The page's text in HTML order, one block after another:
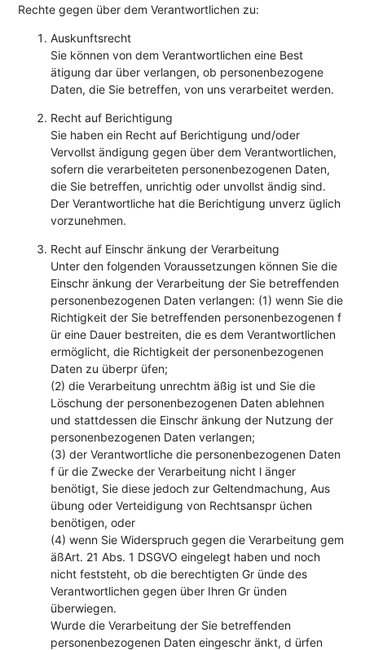
Rechte gegen über dem Verantwortlichen zu:
Auskunftsrecht
Sie können von dem Verantwortlichen eine Best
ätigung dar über verlangen, ob personenbezogene
Daten, die Sie betreffen, von uns verarbeitet werden.
Recht auf Berichtigung
Sie haben ein Recht auf Berichtigung und/oder
Vervollst ändigung gegen über dem Verantwortlichen,
sofern die verarbeiteten personenbezogenen Daten,
die Sie betreffen, unrichtig oder unvollst ändig sind.
Der Verantwortliche hat die Berichtigung unverz üglich
vorzunehmen.
Recht auf Einschr änkung der Verarbeitung
Unter den folgenden Voraussetzungen können Sie die
Einschr änkung der Verarbeitung der Sie betreffenden
personenbezogenen Daten verlangen: (1) wenn Sie die
Richtigkeit der Sie betreffenden personenbezogenen f
ür eine Dauer bestreiten, die es dem Verantwortlichen
ermöglicht, die Richtigkeit der personenbezogenen
Daten zu überpr üfen;
(2) die Verarbeitung unrechtm äßig ist und Sie die
Löschung der personenbezogenen Daten ablehnen
und stattdessen die Einschr änkung der Nutzung der
personenbezogenen Daten verlangen;
(3) der Verantwortliche die personenbezogenen Daten
f ür die Zwecke der Verarbeitung nicht l änger
benötigt, Sie diese jedoch zur Geltendmachung, Aus
übung oder Verteidigung von Rechtsanspr üchen
benötigen, oder
(4) wenn Sie Widerspruch gegen die Verarbeitung gem
äßArt. 21 Abs. 1 DSGVO eingelegt haben und noch
nicht feststeht, ob die berechtigten Gr ünde des
Verantwortlichen gegen über Ihren Gr ünden
überwiegen.
Wurde die Verarbeitung der Sie betreffenden
personenbezogenen Daten eingeschr änkt, d ürfen